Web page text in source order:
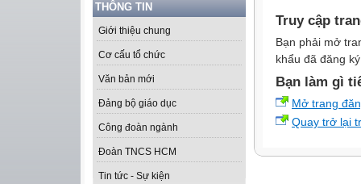
THÔNG TIN
Giới thiệu chung
Cơ cấu tổ chức
Văn bản mới
Đảng bộ giáo dục
Công đoàn ngành
Đoàn TNCS HCM
Tin tức - Sự kiện
Truy cập
Bạn phải mở
khẩu đã đăng
Bạn làm gì
Mở trang
Quay trở lại